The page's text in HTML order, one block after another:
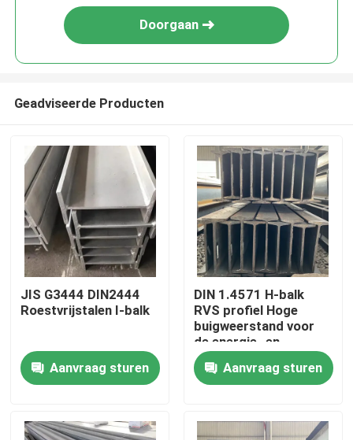
Producten
Videos
Doorgaan
Geadviseerde Producten
JIS G3444 DIN2444
Roestvrijstalen I-balk
Aanvraag sturen
DIN 1.4571 H-balk
RVS profiel Hoge
buigweerstand voor
de energie- en
Aanvraag sturen